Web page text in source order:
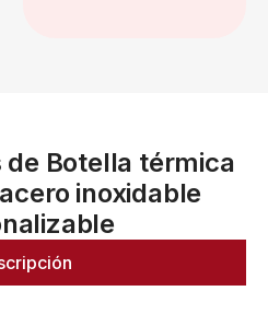
Botella térmica
inoxidable